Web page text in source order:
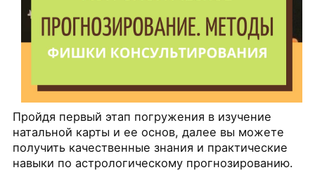
Пройдя первый этап погружения в изучение
натальной карты и ее основ, далее вы можете
получить качественные знания и практические
навыки по астрологическому прогнозированию.